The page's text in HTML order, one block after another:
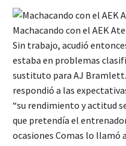
Machacando con el AEK
Sin trabajo, acudió
estaba en problemas
sustituto para AJ
respondió a las
“su rendimiento y actitud
que pretendía el
ocasiones Comas lo llamó